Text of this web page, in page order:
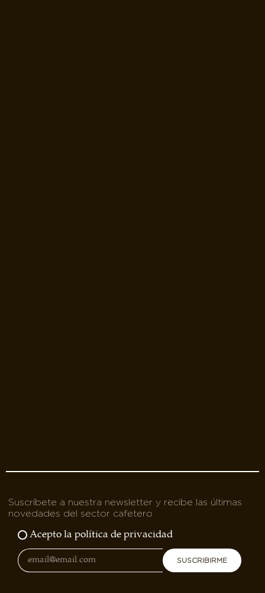
Suscríbete a nuestra newsletter y recibe las últimas
novedades del sector cafetero
Acepto la política de privacidad
SUSCRIBIRME